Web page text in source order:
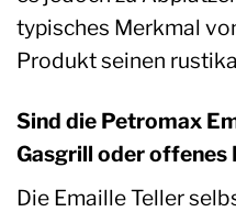
typisches Merkmal
Produkt seinen
Sind die Petromax
Gasgrill oder offenes
Die Emaille Teller